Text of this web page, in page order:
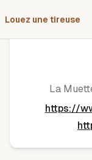
Louez une tireuse
La
https://